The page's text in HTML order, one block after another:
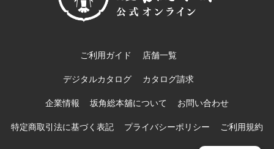
ご利用ガイド 店舗一覧
デジタルカタログ カタログ請求
企業情報 坂角総本舖について お問い合わせ
特定商取引法に基づく表記 プライバシーポリシー ご利用規約